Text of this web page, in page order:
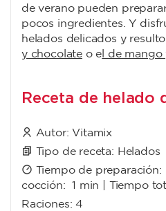
de verano pueden
pocos ingredientes. Y
helados delicados y
y chocolate o e l de
Receta de helado
Autor: Vitamix
Tipo de receta: Helados
Tiempo de preparación:
cocción:1 min | Tiempo
Raciones:4